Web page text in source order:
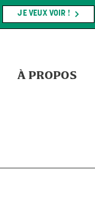
S'APPLIQUER.
À PROPOS